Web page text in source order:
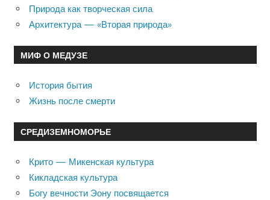
Природа как творческая сила
Архитектура — «Вторая природа»
МИФ О МЕДУЗЕ
История бытия
Жизнь после смерти
СРЕДИЗЕМНОМОРЬЕ
Крито — Микенская культура
Кикладская культура
Богу вечности Эону посвящается